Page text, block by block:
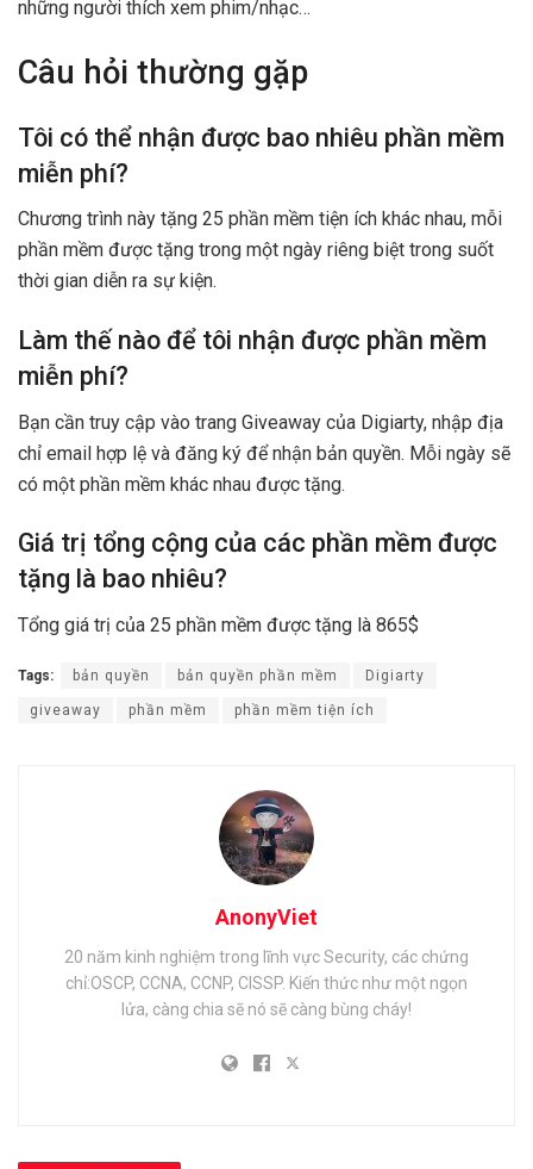
những người thích xem phim/nhạc…
Câu hỏi thường gặp
Tôi có thể nhận được bao nhiêu phần mềm
miễn phí?
Chương trình này tặng 25 phần mềm tiện ích khác nhau, mỗi
phần mềm được tặng trong một ngày riêng biệt trong suốt
thời gian diễn ra sự kiện.
Làm thế nào để tôi nhận được phần mềm
miễn phí?
Bạn cần truy cập vào trang Giveaway của Digiarty, nhập địa
chỉ email hợp lệ và đăng ký để nhận bản quyền. Mỗi ngày sẽ
có một phần mềm khác nhau được tặng.
Giá trị tổng cộng của các phần mềm được
tặng là bao nhiêu?
Tổng giá trị của 25 phần mềm được tặng là 865$
Tags: bản quyền bản quyền phần mềm Digiarty
giveaway phần mềm phần mềm tiện ích
AnonyViet
20 năm kinh nghiệm trong lĩnh vực Security, các chứng
chỉ:OSCP, CCNA, CCNP, CISSP. Kiến thức như một ngọn
lửa, càng chia sẽ nó sẽ càng bùng cháy!